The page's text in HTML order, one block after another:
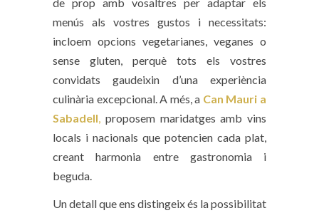
menús als vostres gustos i necessitats:
incloem opcions vegetarianes, veganes o
sense gluten, perquè tots els vostres
convidats gaudeixin d’una experiència
culinària excepcional. A més, a Can Mauri a
Sabadell, proposem maridatges amb vins
locals i nacionals que potencien cada plat,
creant harmonia entre gastronomia i
beguda.
Un detall que ens distingeix és la possibilitat